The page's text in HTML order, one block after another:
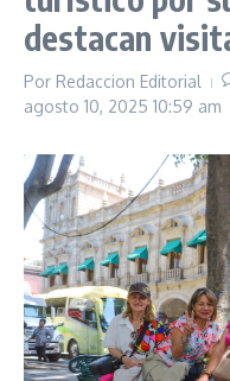
destacan
Por Redaccion Editorial
agosto 10, 2025 10:59 am